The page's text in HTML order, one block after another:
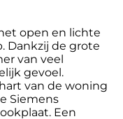
open en lichte
Dankzij de grote
van veel
gevoel.
van de woning
Siemens
Een